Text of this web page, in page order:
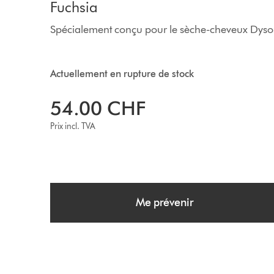
Fuchsia
Spécialement conçu pour le sèche-cheveux
Actuellement en rupture de stock
54.00 CHF
Prix incl. TVA
Me prévenir